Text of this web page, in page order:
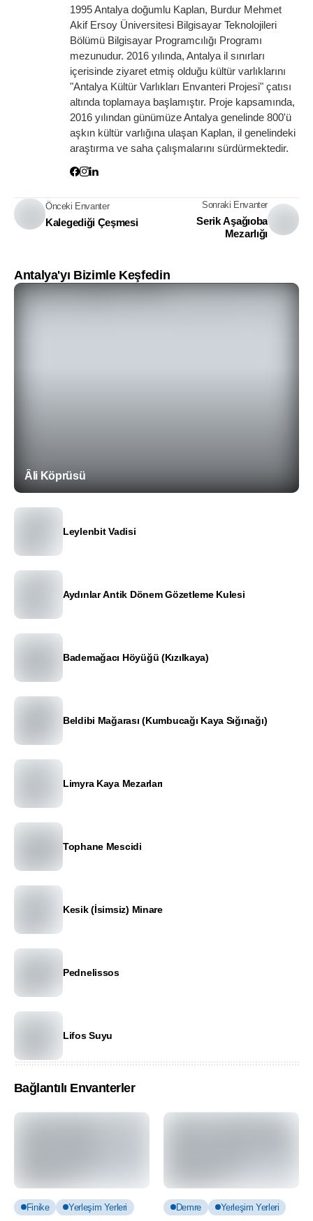
1995 Antalya doğumlu Kaplan, Burdur Mehmet
Akif Ersoy Üniversitesi Bilgisayar Teknolojileri
Bölümü Bilgisayar Programcılığı Programı
mezunudur. 2016 yılında, Antalya il sınırları
içerisinde ziyaret etmiş olduğu kültür varlıklarını
"Antalya Kültür Varlıkları Envanteri Projesi" çatısı
altında toplamaya başlamıştır. Proje kapsamında,
2016 yılından günümüze Antalya genelinde 800'ü
aşkın kültür varlığına ulaşan Kaplan, il genelindeki
araştırma ve saha çalışmalarını sürdürmektedir.
Önceki Envanter
Kalegediği Çeşmesi
Sonraki Envanter
Serik Aşağıoba
Mezarlığı
Antalya'yı Bizimle Keşfedin
Âli Köprüsü
Leylenbit Vadisi
Aydınlar Antik Dönem Gözetleme Kulesi
Bademağacı Höyüğü (Kızılkaya)
Beldibi Mağarası (Kumbucağı Kaya Sığınağı)
Limyra Kaya Mezarları
Tophane Mescidi
Kesik (İsimsiz) Minare
Pednelissos
Lifos Suyu
Bağlantılı Envanterler
Finike Yerleşim Yerleri Demre Yerleşim Yerleri